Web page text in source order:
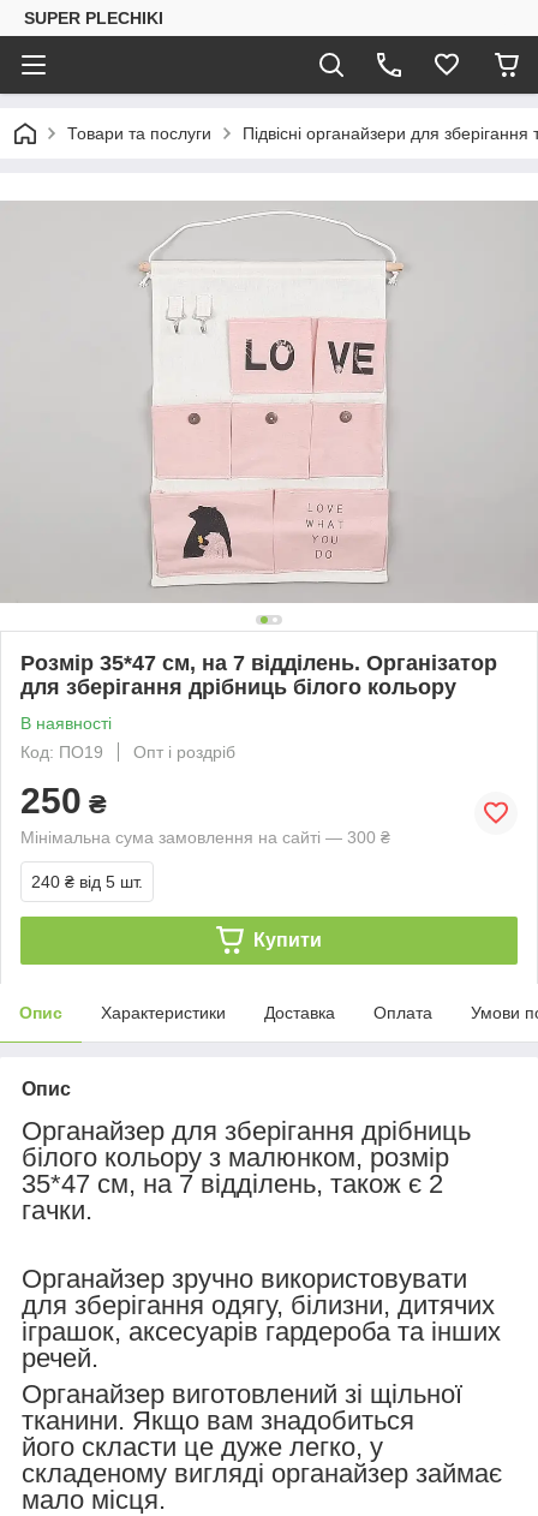
SUPER PLECHIKI
Товари та послуги Підвісні органайзери для
Розмір 35*47 см, на 7 відділень. Організатор
для зберігання дрібниць білого кольору
В наявності
Код: ПО19
Опт і роздріб
250 ₴
Мінімальна сума замовлення на сайті — 300 ₴
240 ₴ від 5 шт.
Купити
Опис Характеристики Доставка Оплата Умови
Опис
Органайзер для зберігання дрібниць
білого кольору з малюнком, розмір
35*47 см, на 7 відділень, також є 2
гачки.
Органайзер зручно використовувати
для зберігання одягу, білизни, дитячих
іграшок, аксесуарів гардероба та інших
речей.
Органайзер виготовлений зі щільної
тканини. Якщо вам знадобиться
його скласти це дуже легко, у
складеному вигляді органайзер займає
мало місця.